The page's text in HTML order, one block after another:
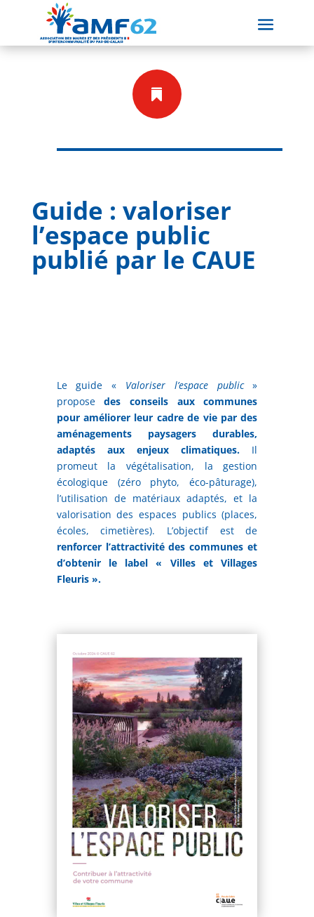

Guide : valoriser
l’espace public
publié par le CAUE
Le guide « Valoriser l’espace public»
proposedes conseils aux communes
pour améliorer leur cadre de vie par des
aménagements paysagers durables,
adaptés aux enjeux climatiques. Il
promeut la végétalisation, la gestion
écologique (zéro phyto, éco-pâturage),
l’utilisation de matériaux adaptés, et la
valorisation des espaces publics (places,
écoles, cimetières). L’objectif est de
renforcer l’attractivité des communes et
d’obtenir le label « Villes et Villages
Fleuris ».